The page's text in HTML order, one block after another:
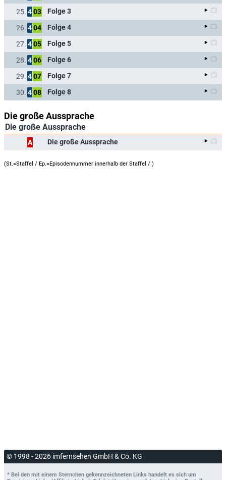
25. 403 Folge 3
26. 404 Folge 4
27. 405 Folge 5
28. 406 Folge 6
29. 407 Folge 7
30. 408 Folge 8
Die große Aussprache
Die große Aussprache
A Die große Aussprache
(St.=Staffel / Ep.=Episodennummer innerhalb der Staffel / )
© 1998 - 2026 imfernsehen GmbH & Co. KG
* Bei den mit einem Sternchen gekennzeichneten Links handelt es sich um